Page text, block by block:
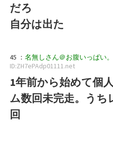
だろ
自分は出た
45 ： 名無しさん＠お腹いっぱい。
ID:ZH7ePAdp01111.net
1年前から始めて個
ム数回未完走。う
回